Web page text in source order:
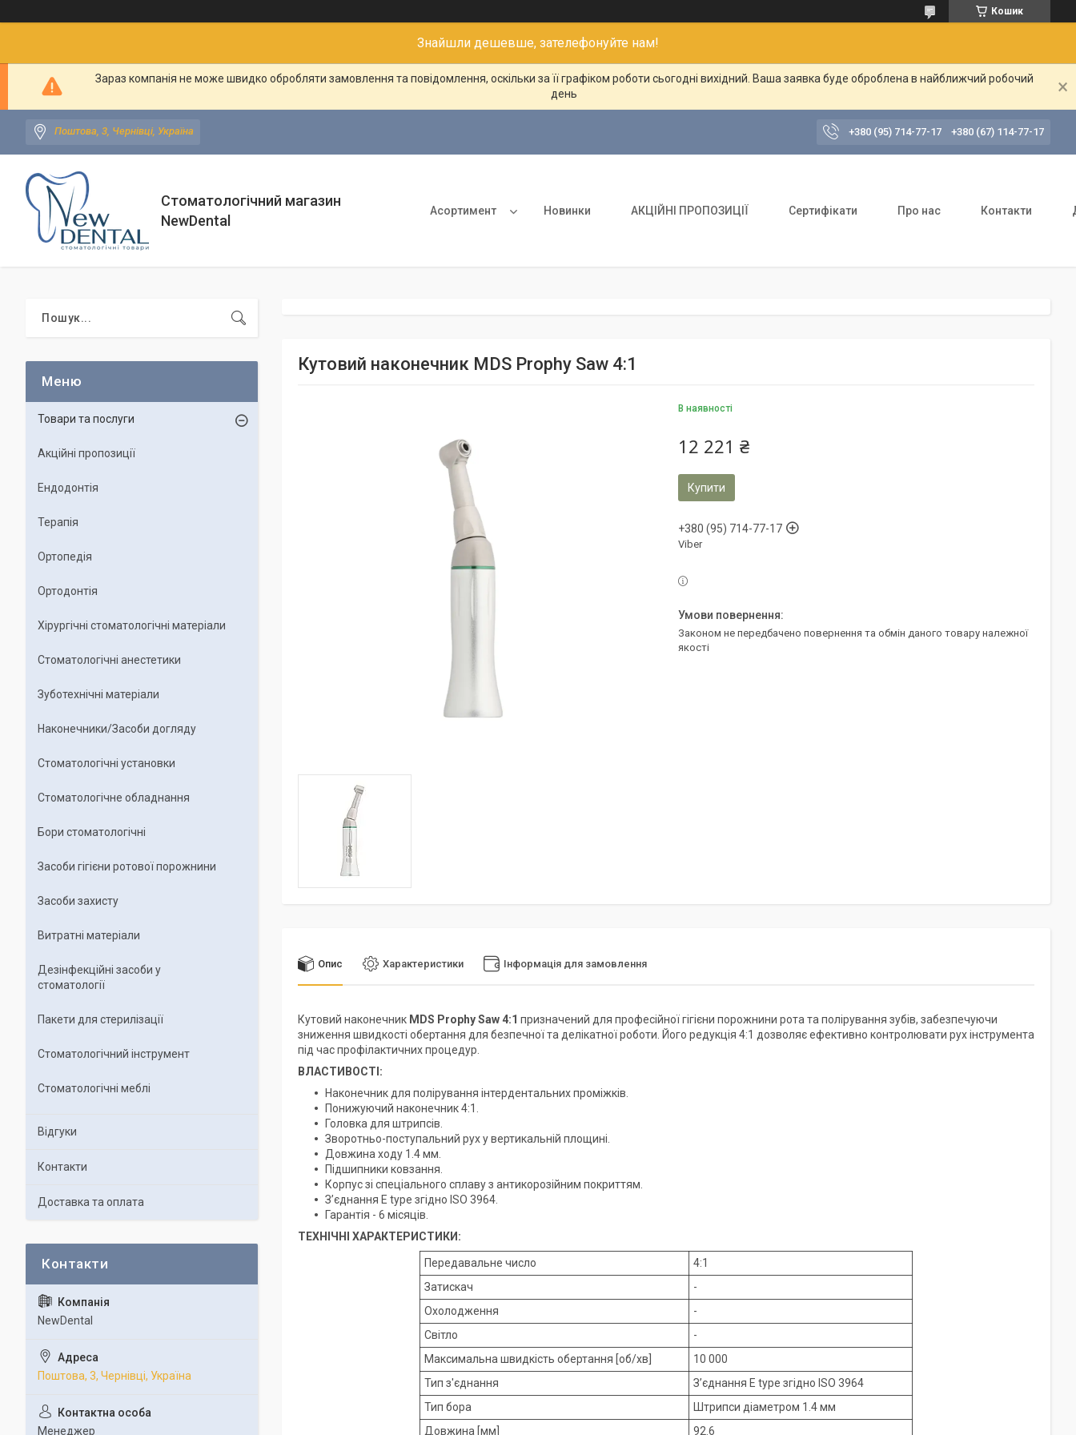
Кошик
Знайшли дешевше, зателефонуйте нам!
Зараз компанія не може швидко обробляти замовлення та повідомлення, оскільки за її графіком роботи сьогодні вихідний. Ваша заявка буде оброблена в найближчий робочий
день
Поштова, 3, Чернівці, Україна +380 (95) 714-77-17 +380 (67) 114-77-17
Стоматологічний магазин
NewDental
Асортимент Новинки АКЦІЙНІ ПРОПОЗИЦІЇ Сертифікати Про нас Контакти
Кутовий наконечник MDS Prophy Saw 4:1
В наявності
12 221 ₴
Купити
+380 (95) 714-77-17
Viber
Законом не передбачено повернення та обмін даного товару належної
якості
Опис Характеристики Інформація для замовлення
Кутовий наконечник MDS Prophy Saw 4:1 призначений для професійної гігієни порожнини рота та полірування зубів, забезпечуючи
зниження швидкості обертання для безпечної та делікатної роботи. Його редукція 4:1 дозволяє ефективно контролювати рух інструмента
під час профілактичних процедур.
ВЛАСТИВОСТІ:
Наконечник для полірування інтердентальних проміжків.
Понижуючий наконечник 4:1.
Головка для штрипсів.
Зворотньо-поступальний рух у вертикальній площині.
Довжина ходу 1.4 мм.
Підшипники ковзання.
Корпус зі спеціального сплаву з антикорозійним покриттям.
З’єднання E type згідно ISO 3964.
Гарантія - 6 місяців.
ТЕХНІЧНІ ХАРАКТЕРИСТИКИ:
Передавальне число
4:1
Затискач
-
Охолодження
-
Світло
-
Максимальна швидкість обертання [об/хв]
10 000
Тип з'єднання
З’єднання E type згідно ISO 3964
Тип бора
Штрипси діаметром 1.4 мм
Довжина [мм]
92.6
Товари та послуги
Акційні пропозиції
Ендодонтія
Терапія
Ортопедія
Ортодонтія
Хірургічні стоматологічні матеріали
Стоматологічні анестетики
Зуботехнічні матеріали
Наконечники/Засоби догляду
Стоматологічні установки
Стоматологічне обладнання
Бори стоматологічні
Засоби гігієни ротової порожнини
Засоби захисту
Витратні матеріали
Дезінфекційні засоби у
стоматології
Пакети для стерилізації
Стоматологічний інструмент
Стоматологічні меблі
Відгуки
Контакти
Доставка та оплата
NewDental
Поштова, 3, Чернівці, Україна
Менеджер